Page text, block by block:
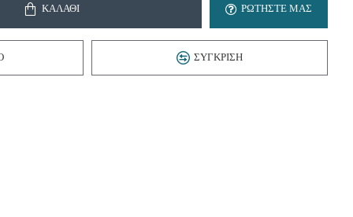
ΚΑΛΆΘΙ ΡΩΤΉΣΤΕ ΜΑΣ
ΣΎΓΚΡΙΣΗ